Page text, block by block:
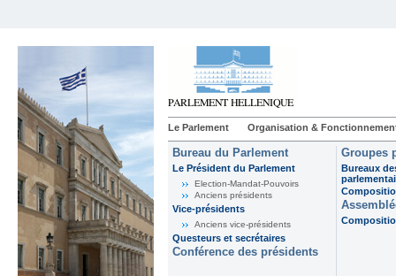
Le Parlement Organisation &
Bureau du Parlement
Le Président du Parlement
Election-Mandat-Pouvoirs
Anciens présidents
Vice-présidents
Anciens vice-présidents
Questeurs et secrétaires
Conférence des présidents
Groupes
Bureaux